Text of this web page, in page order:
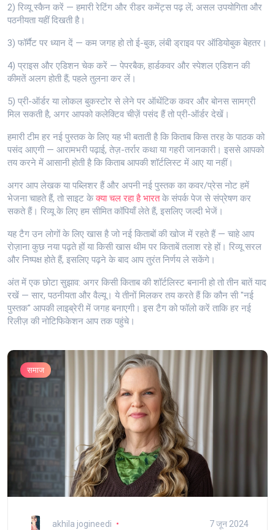
2) रिव्यू स्कैन करें — हमारी रेटिंग और रीडर कमेंट्स पढ़ लें; असल उपयोगिता और
पठनीयता यहीं दिखती है।
3) फॉर्मैट पर ध्यान दें — कम जगह हो तो ई-बुक, लंबी ड्राइव पर ऑडियोबुक बेहतर।
4) प्राइस और एडिशन चेक करें — पेपरबैक, हार्डकवर और स्पेशल एडिशन की
कीमतें अलग होती हैं; पहले तुलना कर लें।
5) प्री-ऑर्डर या लोकल बुकस्टोर से लेने पर ऑथेंटिक कवर और बोनस सामग्री
मिल सकती है, अगर आपको कलेक्टिव चीज़ें पसंद हैं तो प्री-ऑर्डर देखें।
हमारी टीम हर नई पुस्तक के लिए यह भी बताती है कि किताब किस तरह के पाठक को
पसंद आएगी — आरामभरी पढ़ाई, तेज़-तर्रार कथा या गहरी जानकारी। इससे आपको
तय करने में आसानी होती है कि किताब आपकी शॉर्टलिस्ट में आए या नहीं।
अगर आप लेखक या पब्लिशर हैं और अपनी नई पुस्तक का कवर/प्रेस नोट हमें
भेजना चाहते हैं, तो साइट केक्या चल रहा है भारतके संपर्क पेज से संप्रेषण कर
सकते हैं। रिव्यू के लिए हम सीमित कॉपियाँ लेते हैं, इसलिए जल्दी भेजें।
यह टैग उन लोगों के लिए खास है जो नई किताबों की खोज में रहते हैं — चाहे आप
रोज़ाना कुछ नया पढ़ते हों या किसी खास थीम पर किताबें तलाश रहे हों। रिव्यू सरल
और निष्पक्ष होते हैं, इसलिए पढ़ने के बाद आप तुरंत निर्णय ले सकेंगे।
अंत में एक छोटा सुझाव: अगर किसी किताब की शॉर्टलिस्ट बनानी हो तो तीन बातें याद
रखें — सार, पठनीयता और वैल्यू। ये तीनों मिलकर तय करते हैं कि कौन सी "नई
पुस्तक" आपकी लाइब्रेरी में जगह बनाएगी। इस टैग को फॉलो करें ताकि हर नई
रिलीज़ की नोटिफिकेशन आप तक पहुंचे।
समाज
akhila jogineedi 7 जून 2024